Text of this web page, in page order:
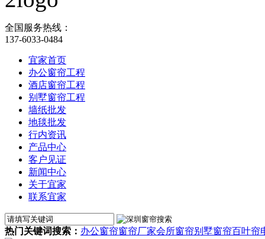
全国服务热线：
137-6033-0484
宜家首页
办公窗帘工程
酒店窗帘工程
别墅窗帘工程
墙纸批发
地毯批发
行内资讯
产品中心
客户见证
新闻中心
关于宜家
联系宜家
热门关键词搜索： 办公窗帘窗帘厂家会所窗帘别墅窗帘百叶帘